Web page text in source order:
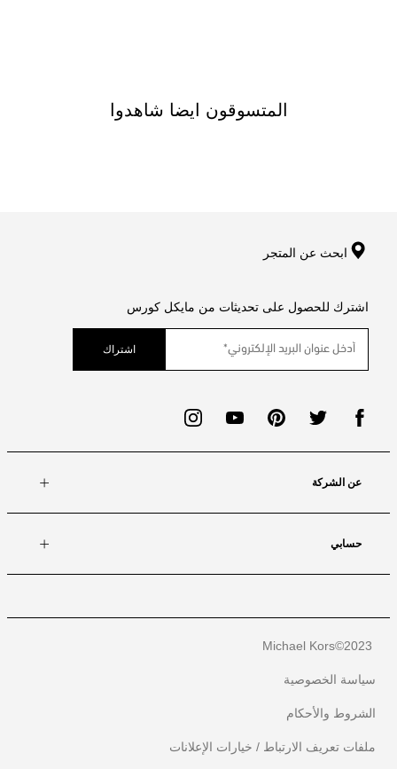
المتسوقون ايضا شاهدوا
ابحث عن المتجر
اشترك للحصول على تحديثات من مايكل كورس
اشتراك
عن الشركة
حسابي
Michael Kors
سياسة الخصوصية
الشروط والأحكام
ملفات تعريف الارتباط / خيارات الإعلانات